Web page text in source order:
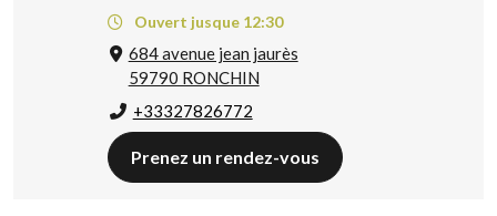
Ouvert jusque 12:30
684 avenue jean jaurès
59790 RONCHIN
+33327826772
Prenez un rendez-vous